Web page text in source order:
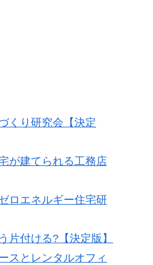
くり研究会【決定
が建てられる工務店
ロエネルギー住宅研
片付ける?【決定版】
スとレンタルオフィ